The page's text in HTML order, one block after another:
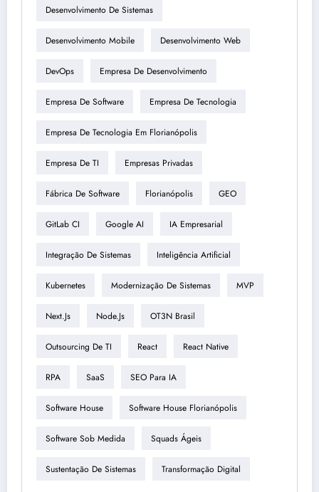
Desenvolvimento De Sistemas
Desenvolvimento Mobile Desenvolvimento Web
DevOps Empresa De Desenvolvimento
Empresa De Software Empresa De Tecnologia
Empresa De Tecnologia Em Florianópolis
Empresa De TI Empresas Privadas
Fábrica De Software Florianópolis GEO
GitLab CI Google AI IA Empresarial
Integração De Sistemas Inteligência Artificial
Kubernetes Modernização De Sistemas MVP
Next.js Node.js OT3N Brasil
Outsourcing De TI React React Native
RPA SaaS SEO Para IA
Software House Software House Florianópolis
Software Sob Medida Squads Ágeis
Sustentação De Sistemas Transformação Digital